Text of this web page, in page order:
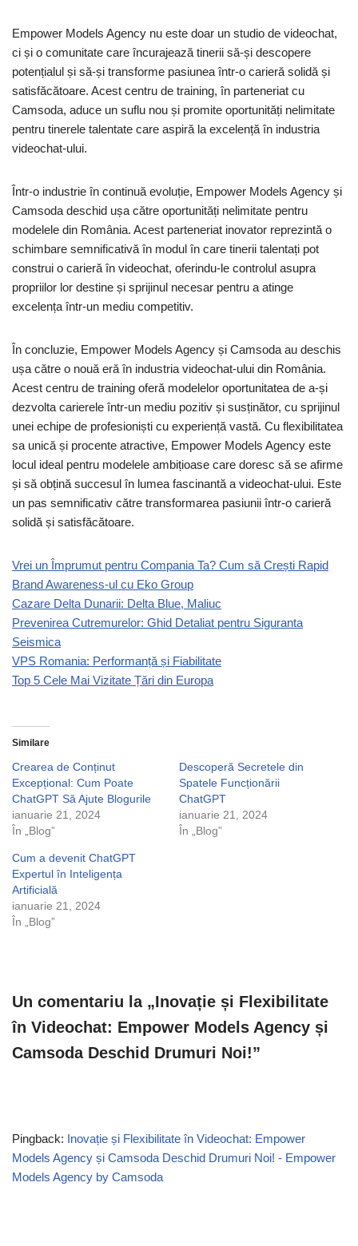
Empower Models Agency nu este doar un studio de videochat,
ci și o comunitate care încurajează tinerii să-și descopere
potențialul și să-și transforme pasiunea într-o carieră solidă și
satisfăcătoare. Acest centru de training, în parteneriat cu
Camsoda, aduce un suflu nou și promite oportunități nelimitate
pentru tinerele talentate care aspiră la excelență în industria
videochat-ului.
Într-o industrie în continuă evoluție, Empower Models Agency și
Camsoda deschid ușa către oportunități nelimitate pentru
modelele din România. Acest parteneriat inovator reprezintă o
schimbare semnificativă în modul în care tinerii talentați pot
construi o carieră în videochat, oferindu-le controlul asupra
propriilor lor destine și sprijinul necesar pentru a atinge
excelența într-un mediu competitiv.
În concluzie, Empower Models Agency și Camsoda au deschis
ușa către o nouă eră în industria videochat-ului din România.
Acest centru de training oferă modelelor oportunitatea de a-și
dezvolta carierele într-un mediu pozitiv și susținător, cu sprijinul
unei echipe de profesioniști cu experiență vastă. Cu flexibilitatea
sa unică și procente atractive, Empower Models Agency este
locul ideal pentru modelele ambițioase care doresc să se afirme
și să obțină succesul în lumea fascinantă a videochat-ului. Este
un pas semnificativ către transformarea pasiunii într-o carieră
solidă și satisfăcătoare.
Vrei un Împrumut pentru Compania Ta? Cum să Crești Rapid
Brand Awareness-ul cu Eko Group
Cazare Delta Dunarii: Delta Blue, Maliuc
Prevenirea Cutremurelor: Ghid Detaliat pentru Siguranta
Seismica
VPS Romania: Performanță și Fiabilitate
Top 5 Cele Mai Vizitate Țări din Europa
Similare
Crearea de Conținut
Excepțional: Cum Poate
ChatGPT Să Ajute Blogurile
ianuarie 21, 2024
În „Blog”
Descoperă Secretele din
Spatele Funcționării
ChatGPT
ianuarie 21, 2024
În „Blog”
Cum a devenit ChatGPT
Expertul în Inteligența
Artificială
ianuarie 21, 2024
În „Blog”
Un comentariu la „Inovație și Flexibilitate
în Videochat: Empower Models Agency și
Camsoda Deschid Drumuri Noi!”
Pingback: Inovație și Flexibilitate în Videochat: Empower
Models Agency și Camsoda Deschid Drumuri Noi! - Empower
Models Agency by Camsoda